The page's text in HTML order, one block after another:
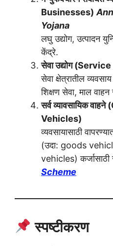
Businesses)
Yojana
लघु उद्योग, उत्पादन
केंद्रे.
सेवा उद्योग
सेवा क्षेत्रातील
शिक्षण सेवा, माल वाहन
सर्व व्यावसायिक
Vehicles)
व्यवसायासाठी
(उदा: goods
vehicles) कर्जासाठी
Scheme
स्पष्टीकरण